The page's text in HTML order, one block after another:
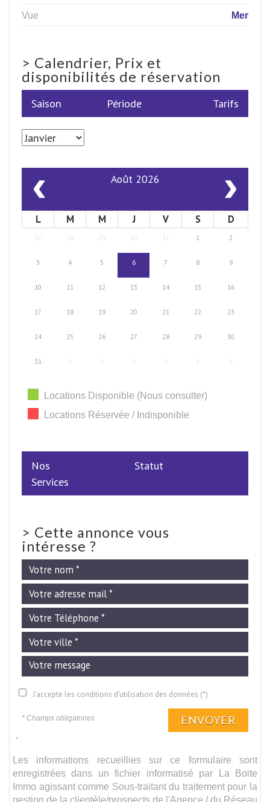
Vue
Mer
> Calendrier, Prix et
disponibilités de réservation
Saison Période Tarifs
‹ Août 2026 ›
L M M J V S D
27 28 29 30 31 1 2
3 4 5 6 7 8 9
10 11 12 13 14 15 16
17 18 19 20 21 22 23
24 25 26 27 28 29 30
31 1 2 3 4 5 6
Locations Disponible (Nous consulter)
Locations Réservée / Indisponible
Nos
Services
Statut
> Cette annonce vous
intéresse ?
J'accepte les conditions d'utilisation des données (*)
* Champs obligatoires ENVOYER
* :
Les informations recueillies sur ce formulaire sont
enregistrées dans un fichier informatisé par La Boite
Immo agissant comme Sous-traitant du traitement pour la
gestion de la clientèle/prospects de l'Agence / du Réseau